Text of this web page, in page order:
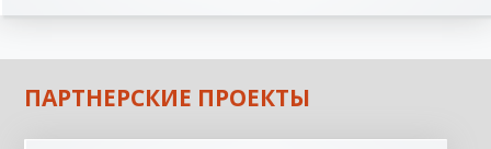
ПАРТНЕРСКИЕ ПРОЕКТЫ